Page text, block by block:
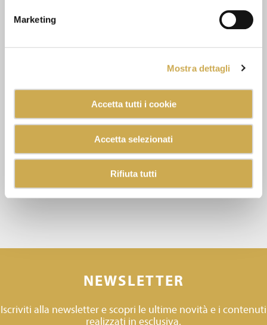
Marketing
Mostra dettagli
Accetta tutti i cookie
Accetta selezionati
Rifiuta tutti
NEWSLETTER
Iscriviti alla newsletter e scopri le ultime novità e i contenuti
realizzati in esclusiva.